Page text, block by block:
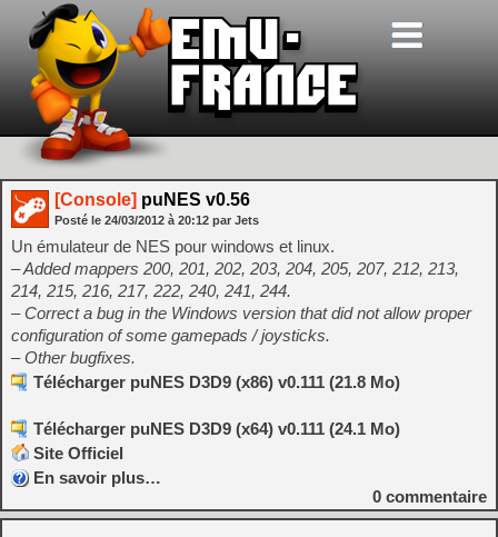
[Console] puNES v0.56
Posté le 24/03/2012 à 20:12 par Jets
Un émulateur de NES pour windows et linux.
– Added mappers 200, 201, 202, 203, 204, 205, 207, 212, 213,
214, 215, 216, 217, 222, 240, 241, 244.
– Correct a bug in the Windows version that did not allow proper
configuration of some gamepads / joysticks.
– Other bugfixes.
Télécharger puNES D3D9 (x86) v0.111 (21.8 Mo)
Télécharger puNES D3D9 (x64) v0.111 (24.1 Mo)
Site Officiel
En savoir plus…
0 commentaire